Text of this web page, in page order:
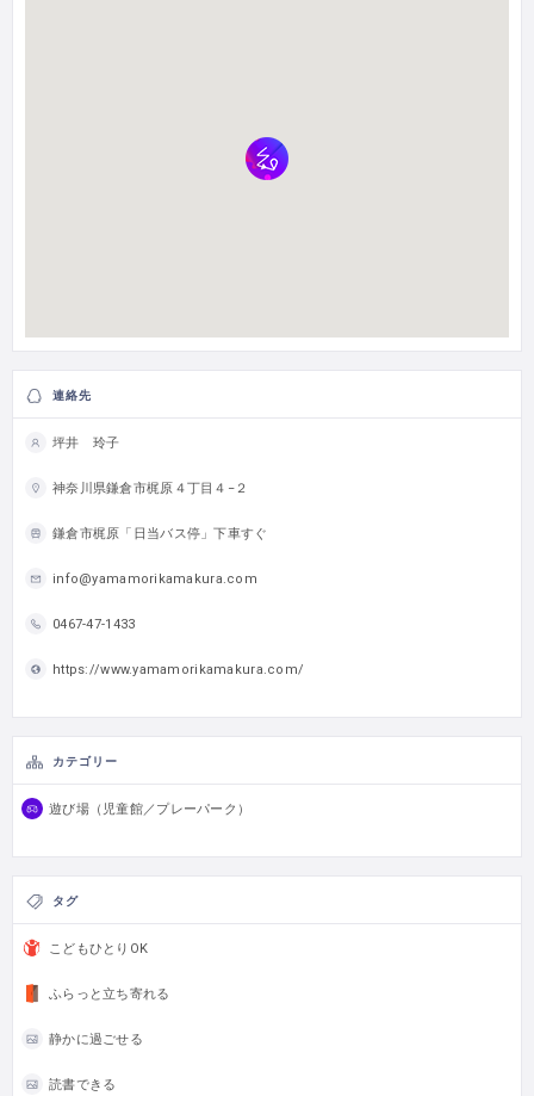
連絡先
坪井 玲子
神奈川県鎌倉市梶原４丁目４−２
鎌倉市梶原「日当バス停」下車すぐ
info@yamamorikamakura.com
0467-47-1433
https://www.yamamorikamakura.com/
カテゴリー
遊び場（児童館／プレーパーク）
タグ
こどもひとりOK
ふらっと立ち寄れる
静かに過ごせる
読書できる